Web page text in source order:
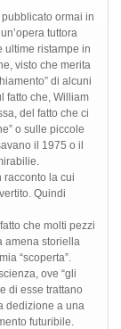
ormai in
tuttora
ultime ristampe in
visto che merita
di alcuni
fatto che, William
del fatto che ci
o sulle piccole
il 1975 o il
racconto la cui
Quindi
che molti pezzi
amena storiella
“scoperta”.
ove “gli
di esse trattano
dedizione a una
futuribile.